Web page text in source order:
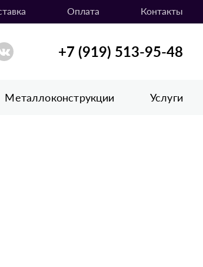
Оплата Контакты
+7 (919) 513-95-48
Металлоконструкции Услуги